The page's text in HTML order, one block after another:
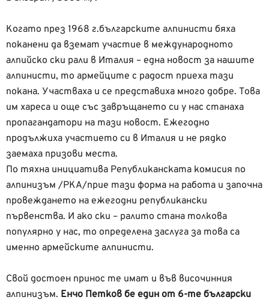
Когато през 1968 г.българските алпинисти бяха
поканени да вземат участие в международното
алпийско ски рали в Италия – една новост за нашите
алпинисти, то армейците с радост приеха тази
покана. Участваха и се представиха много добре. Това
им хареса и още със завръщането си у нас станаха
пропагандатори на тази новост. Ежегодно
продължиха участието си в Италия и не рядко
заемаха призови места.
По тяхна инициатива Републиканската комисия по
алпинизъм /РКА/прие тази форма на работа и започна
провеждането на ежегодни републикански
първенства. И ако ски – ралито стана толкова
популярно у нас, то определена заслуга за това са
именно армейските алпинисти.
Свой достоен принос те имат и във височинния
алпинизъм. Енчо Петков бе един от 6-те български